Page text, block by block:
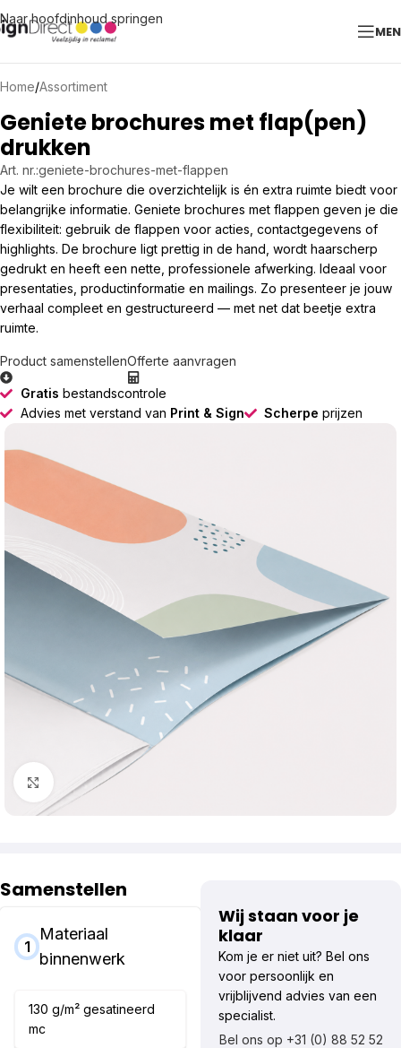
Naar hoofdinhoud springen
Home/Assortiment
Geniete brochures met flap(pen)
drukken
Art. nr.:geniete-brochures-met-flappen
Je wilt een brochure die overzichtelijk is én extra ruimte biedt voor
belangrijke informatie. Geniete brochures met flappen geven je die
flexibiliteit: gebruik de flappen voor acties, contactgegevens of
highlights. De brochure ligt prettig in de hand, wordt haarscherp
gedrukt en heeft een nette, professionele afwerking. Ideaal voor
presentaties, productinformatie en mailings. Zo presenteer je jouw
verhaal compleet en gestructureerd — met net dat beetje extra
ruimte.
Product samenstellenOfferte aanvragen
Gratis bestandscontrole
Advies met verstand van Print & Sign Scherpe prijzen
Klik om te vergroten
Samenstellen
1
Materiaal
binnenwerk
130 g/m² gesatineerd
mc
Wij staan voor je
klaar
Kom je er niet uit? Bel ons
voor persoonlijk en
vrijblijvend advies van een
specialist.
Bel ons op +31 (0) 88 52 52